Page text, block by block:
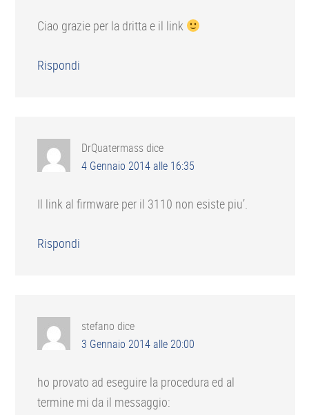
Ciao grazie per la dritta e il link
Rispondi
DrQuatermass dice
4 Gennaio 2014 alle 16:35
Il link al firmware per il 3110 non esiste piu’.
Rispondi
stefano dice
3 Gennaio 2014 alle 20:00
ho provato ad eseguire la procedura ed al
termine mi da il messaggio: